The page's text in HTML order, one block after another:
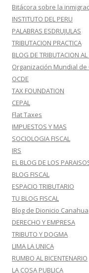
Bitácora sobre la
INSTITUTO DEL PERU
PALABRAS ESDRUJULAS
TRIBUTACION PRACTICA
BLOG DE TRIBUTACION
Organización Mundial de
OCDE
TAX FOUNDATION
CEPAL
Flat Taxes
IMPUESTOS Y MAS
SOCIOLOGIA FISCAL
IRS
EL BLOG DE LOS
BLOG FISCAL
ESPACIO TRIBUTARIO
TU BLOG FISCAL
Blog de Dionicio Canahua
DERECHO Y EMPRESA
TRIBUTO Y DOGMA
LIMA LA UNICA
RUMBO AL BICENTENARIO
LA COSA PUBLICA